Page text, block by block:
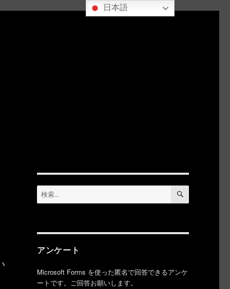
検
索:
検
アンケート
Microsoft Forms を使った匿名で回答できるアンケ
ートです。ご回答お願いします。
日本語